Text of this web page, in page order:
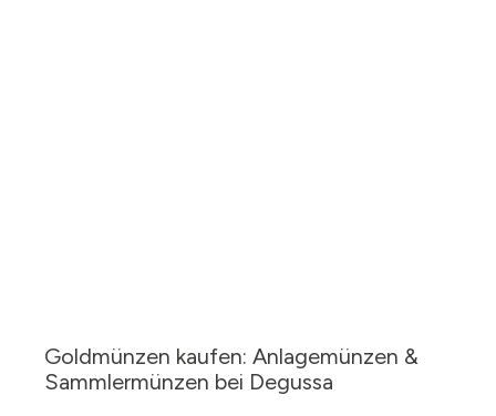
Goldmünzen kaufen: Anlagemünzen &
Sammlermünzen bei Degussa